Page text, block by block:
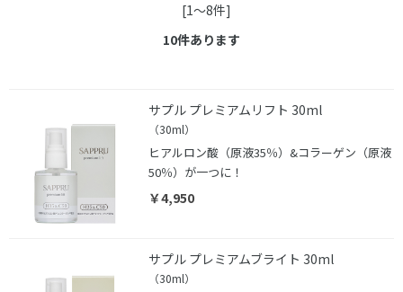
[1～8件]
10件あります
サプル プレミアムリフト 30ml
（30ml）
ヒアルロン酸（原液35％）&コラーゲン（原液
50％）が一つに！
￥4,950
サプル プレミアムブライト 30ml
（30ml）